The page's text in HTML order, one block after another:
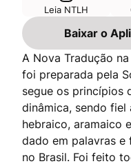
Leia NTLH
Baixar o
A Nova Tradução
foi preparada pela
segue os princípios
dinâmica, sendo
hebraico, aramaico
dado em palavras
no Brasil. Foi feito